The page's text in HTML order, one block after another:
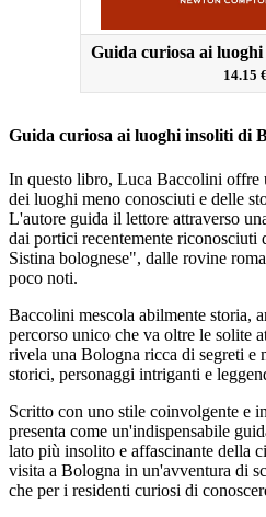
Guida curiosa ai
14.15
Guida curiosa ai luoghi insoliti di
In questo libro, Luca Baccolini offre
dei luoghi meno conosciuti e delle
L'autore guida il lettore attraverso
dai portici recentemente
Sistina bolognese", dalle rovine
poco noti.
Baccolini mescola abilmente storia,
percorso unico che va oltre le solite
rivela una Bologna ricca di segreti e
storici, personaggi intriganti e
Scritto con uno stile coinvolgente e
presenta come un'indispensabile
lato più insolito e affascinante della
visita a Bologna in un'avventura di
che per i residenti curiosi di